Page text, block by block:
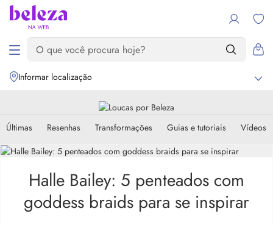
Informar localização
Últimas Resenhas Transformações Guias e tutoriais Vídeos
Halle Bailey: 5 penteados com
goddess braids para se inspirar